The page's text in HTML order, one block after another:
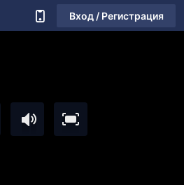
Вход / Регистрация